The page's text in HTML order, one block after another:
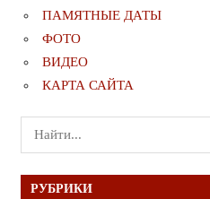
ПАМЯТНЫЕ ДАТЫ
ФОТО
ВИДЕО
КАРТА САЙТА
Поиск
для:
РУБРИКИ